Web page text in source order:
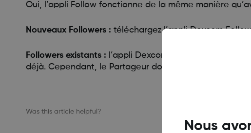
Oui, l’appli Follow fonctionne de la même manière
Nouveaux Followers : téléchargez l’appli Dexcom
Followers existants : l’appli Dexcom Follow est la
déjà. Cependant, le Partageur doit réinviter les
Was this article helpful?
Nous